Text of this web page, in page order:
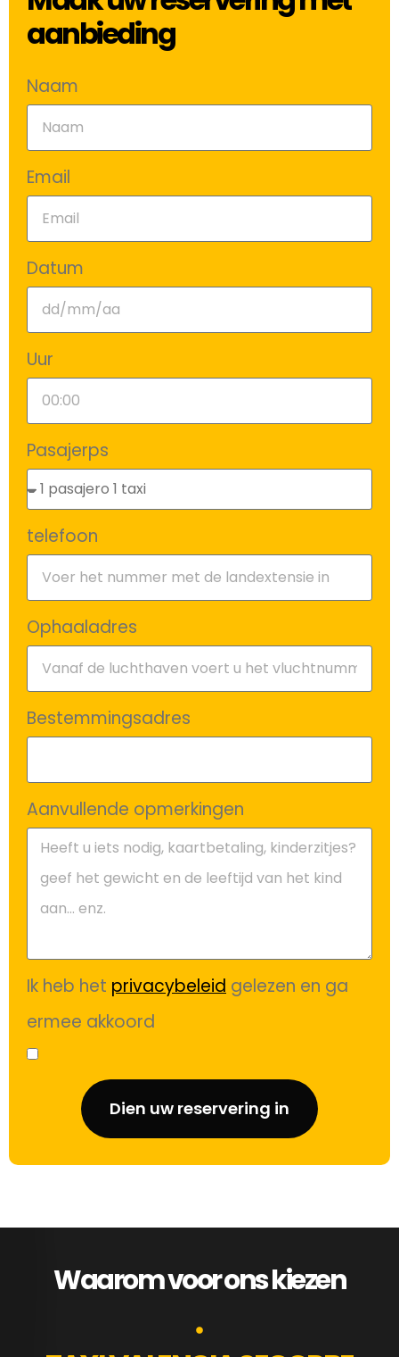
aanbieding
Naam
Email
Datum
Uur
Pasajerps
telefoon
Ophaaladres
Bestemmingsadres
Aanvullende opmerkingen
Ik heb het privacybeleid gelezen en ga
ermee akkoord
Dien uw reservering in
Waarom voor ons kiezen